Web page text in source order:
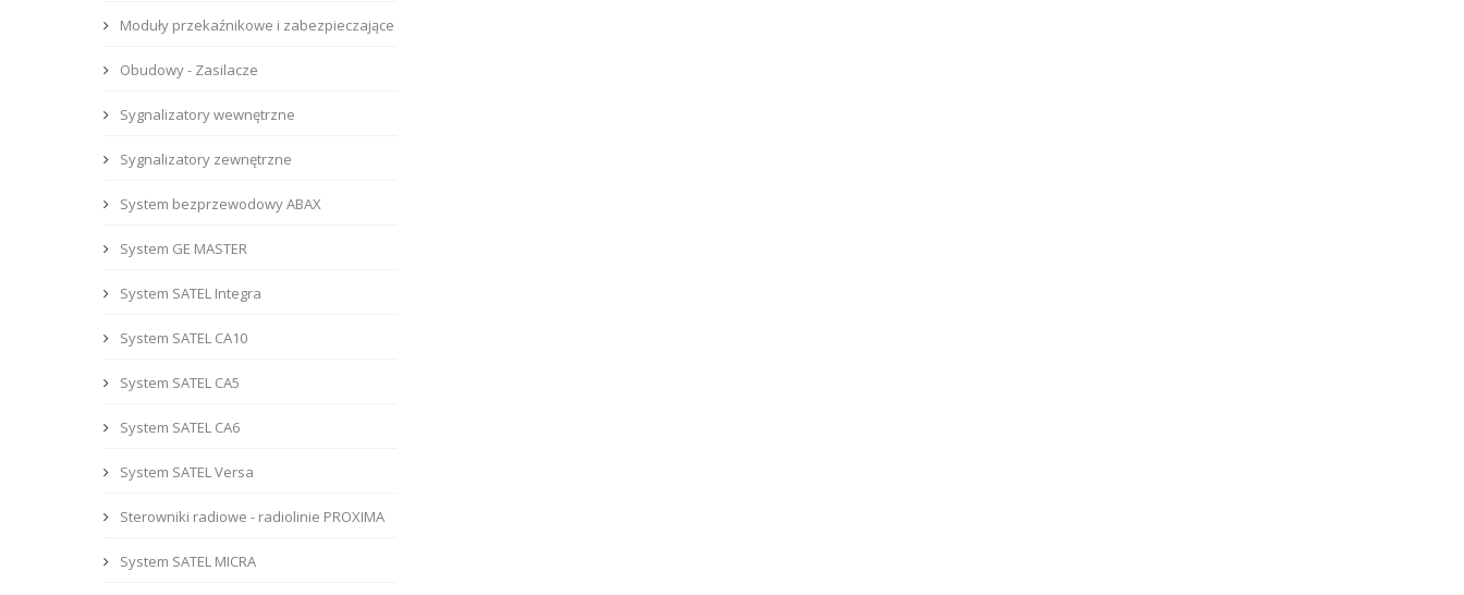
Moduły przekaźnikowe i zabezpieczające
Obudowy - Zasilacze
Sygnalizatory wewnętrzne
Sygnalizatory zewnętrzne
System bezprzewodowy ABAX
System GE MASTER
System SATEL Integra
System SATEL CA10
System SATEL CA5
System SATEL CA6
System SATEL Versa
Sterowniki radiowe - radiolinie PROXIMA
System SATEL MICRA